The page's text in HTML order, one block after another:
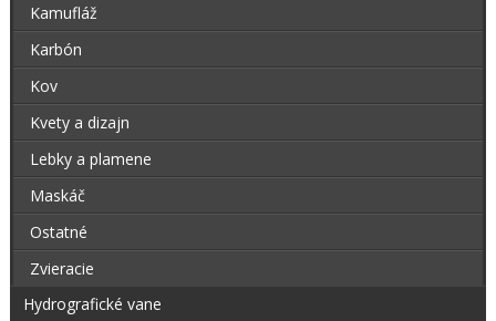
Kamufláž
Karbón
Kov
Kvety a dizajn
Lebky a plamene
Maskáč
Ostatné
Zvieracie
Hydrografické vane